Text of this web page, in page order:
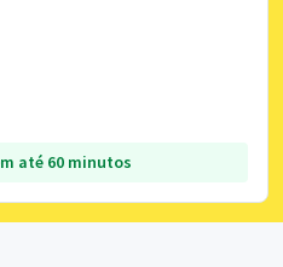
até 60 minutos